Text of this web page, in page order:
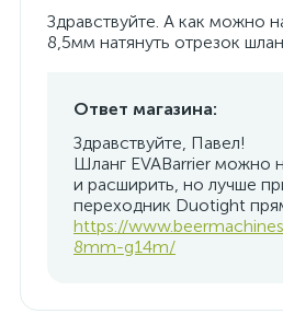
Здравствуйте. А как можно
8,5мм натянуть отрезок
Ответ магазина:
Здравствуйте, Павел!
Шланг EVABarrier можно
и расширить, но лучше
переходник Duotight
https://
8mm-g14m/